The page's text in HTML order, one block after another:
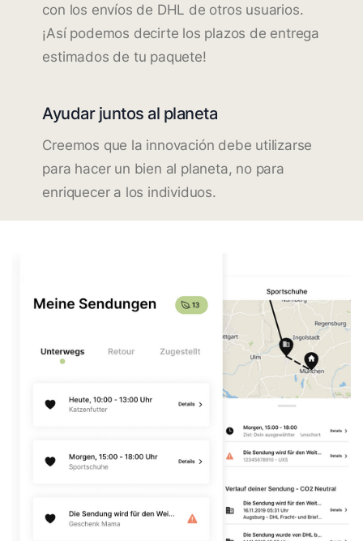
con los envíos de DHL de otros usuarios.
¡Así podemos decirte los plazos de entrega
estimados de tu paquete!
Ayudar juntos al planeta
Creemos que la innovación debe utilizarse
para hacer un bien al planeta, no para
enriquecer a los individuos.